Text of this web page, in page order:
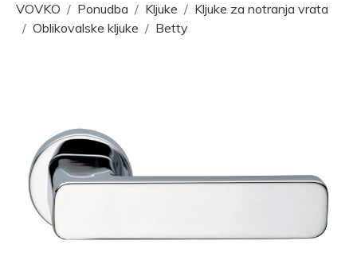
VOVKO Ponudba Kljuke
Kljuke za notranja vrata
Oblikovalske kljuke
Betty